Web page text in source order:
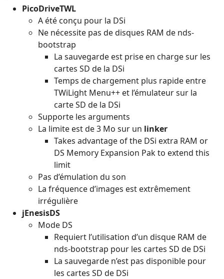
PicoDriveTWL
A été conçu pour la DSi
Ne nécessite pas de disques RAM de nds-
bootstrap
La sauvegarde est prise en charge sur les
cartes SD de la DSi
Temps de chargement plus rapide entre
TWiLight Menu++ et l’émulateur sur la
carte SD de la DSi
Supporte les arguments
La limite est de 3 Mo sur un linker
Takes advantage of the DSi extra RAM or
DS Memory Expansion Pak to extend this
limit
Pas d’émulation du son
La fréquence d’images est extrêmement
irrégulière
jEnesisDS
Mode DS
Requiert l’utilisation d’un disque RAM de
nds-bootstrap pour les cartes SD de DSi
La sauvegarde n’est pas disponible pour
les cartes SD de DSi